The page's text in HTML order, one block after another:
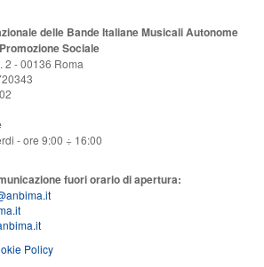
delle Bande Italiane Musicali Autonome
Sociale
2 - 00136 Roma
- ore 9:00 ÷ 16:00
fuori orario di apertura:
Policy